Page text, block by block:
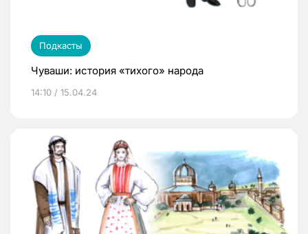
Подкасты
Чуваши: история «тихого» народа
14:10 / 15.04.24